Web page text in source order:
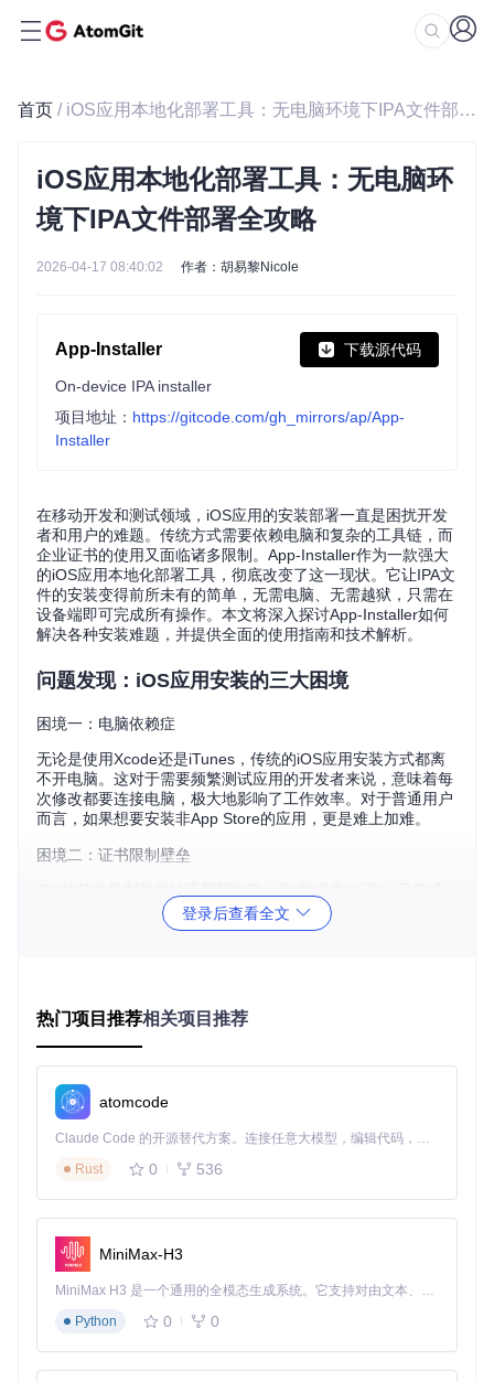
首页 / iOS应用本地化部署工具：无电脑环境下IPA文件部署全攻略
iOS应用本地化部署工具：无电脑环
境下IPA文件部署全攻略
2026-04-17 08:40:02 作者：胡易黎Nicole
App-Installer 下载源代码
On-device IPA installer
项目地址： https://gitcode.com/gh_mirrors/ap/App-
Installer
在移动开发和测试领域，iOS应用的安装部署一直是困扰开发
者和用户的难题。传统方式需要依赖电脑和复杂的工具链，而
企业证书的使用又面临诸多限制。App-Installer作为一款强大
的iOS应用本地化部署工具，彻底改变了这一现状。它让IPA文
件的安装变得前所未有的简单，无需电脑、无需越狱，只需在
设备端即可完成所有操作。本文将深入探讨App-Installer如何
解决各种安装难题，并提供全面的使用指南和技术解析。
问题发现：iOS应用安装的三大困境
困境一：电脑依赖症
无论是使用Xcode还是iTunes，传统的iOS应用安装方式都离
不开电脑。这对于需要频繁测试应用的开发者来说，意味着每
次修改都要连接电脑，极大地影响了工作效率。对于普通用户
而言，如果想要安装非App Store的应用，更是难上加难。
困境二：证书限制壁垒
过苹果认可的"身份证"才能让应用在设备上运行。免费开发者
账号签名的应用不仅有7天有效期限制，还需要将设备UDID添
困境三：网络环境制约
网络下载和验证，这在网络受限的情况下就变得无能为力。
App-Installer应用图标：绿色背景搭配白色云形设计，象征云
场景拆解：App-Installer的新应用领域
创作者工具分发
对于独立开发者和小型创作团队来说，如何将自己开发的工具
类应用分发给用户是一个常见难题。使用App-Installer，创作
者可以将IPA文件上传到自己的服务器，用户只需通过链接即
登录后查看全文
热门项目推荐相关项目推荐
atomcode
Claude Code 的开源替代方案。连接任意大模型，编辑代码，运行命令，自动验证 — 全自动执行。用 Rust 构建，极致性能。 ｜ An open-source alternative to Claude Code. Connect any LLM, edit code, run commands, and verify changes — autonomously. Built in Rust for speed. Get Started
Rust
0 536
MiniMax-H3
MiniMax H3 是一个通用的全模态生成系统。它支持对由文本、图像、视频和音频组成的多模态上下文进行统一理解，并能生成分辨率高达 2K、时长可达 15 秒的带原生立体声音频的视频。得益于面向任务泛化的系统设计，H3 在预训练阶段就已具备广泛的多模态上下文理解与生成能力，能够出色地执行复杂的多模态指令。
Python
0 0